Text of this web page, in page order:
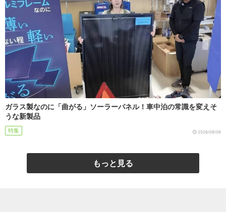
ガラス製なのに「曲がる」ソーラーパネル！車中泊の常識を変えそ
うな新製品
特集 2026/08/06
もっと見る